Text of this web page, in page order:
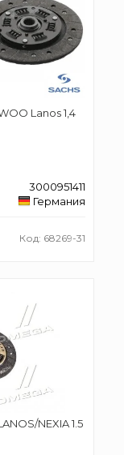
Lanos 1,4
3000951411
Германия
Код: 68269-31
NEXIA 1.5